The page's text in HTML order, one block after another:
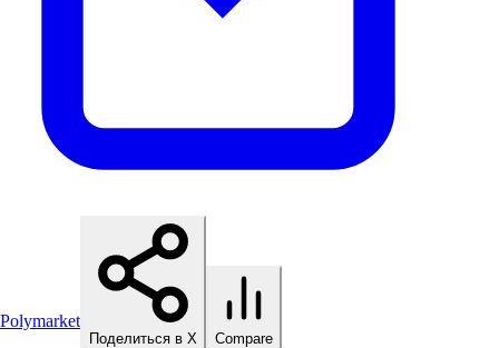
Polymarket
Поделиться в X Compare